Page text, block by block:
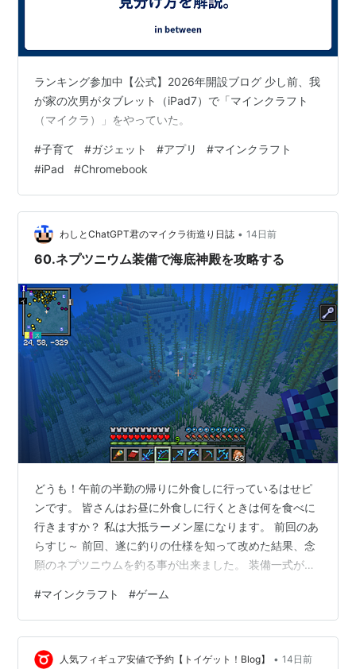
ランキング参加中【公式】2026年開設ブログ 少し前、我
が家の次男がタブレット（iPad7）で「マインクラフト
（マイクラ）」をやっていた。
#子育て #ガジェット #アプリ #マインクラフト
#iPad #Chromebook
わしとChatGPT君のマイクラ街造り日誌 • 14日前
60.ネプツニウム装備で海底神殿を攻略する
どうも！午前の半勤の帰りに外食しに行っているはせピ
ンです。 皆さんはお昼に外食しに行くときは何を食べに
行きますか？ 私は大抵ラーメン屋になります。 前回のあ
らすじ～ 前回、遂に釣りの仕様を知って改めた結果、念
願のネプツニウムを釣る事が出来ました。 装備一式が揃
ツニウム装備で海底神殿を攻略していきます。 ネプツニ
ウム防具を着こむ 防具一式を着込んだ状態がこちら！ 色
合いや見た目から海の守護者みたいな感じが漂いますね
～。 装備には各々特殊能力があり、下記に簡単な能力の
#マインクラフト #ゲーム
人気フィギュア安値で予約【トイゲット！Blog】 • 14日前